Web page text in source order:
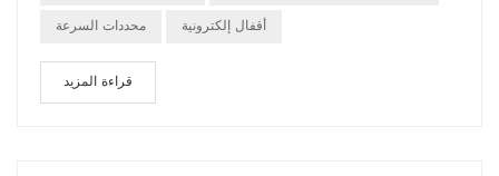
محددات السرعة
أقفال إلكترونية
قراءة المزيد